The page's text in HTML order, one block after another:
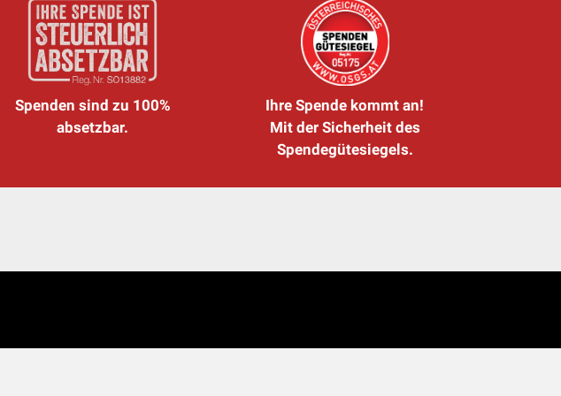
Spenden sind zu 100%
absetzbar.
Ihre Spende kommt an!
Mit der Sicherheit des
Spendegütesiegels.